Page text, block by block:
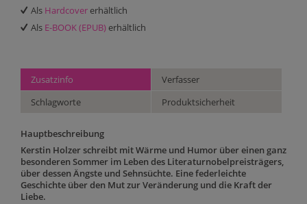
Als Hardcover erhältlich
Als E-BOOK (EPUB) erhältlich
Zusatzinfo
Verfasser
Schlagworte
Produktsicherheit
Hauptbeschreibung
Kerstin Holzer schreibt mit Wärme und Humor über einen ganz
besonderen Sommer im Leben des Literaturnobelpreisträgers,
über dessen Ängste und Sehnsüchte. Eine federleichte
Geschichte über den Mut zur Veränderung und die Kraft der
Liebe.